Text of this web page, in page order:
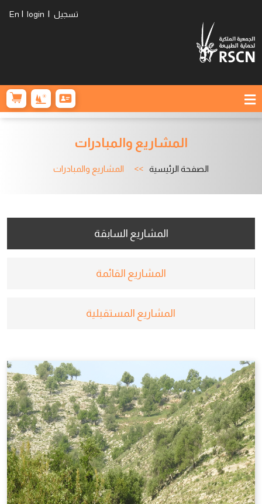
تسجيل |
login
|
En
المشاريع والمبادرات
الصفحة الرئيسية المشاريع والمبادرات
المشاريع السابقة
المشاريع القائمة
المشاريع المستقبلية